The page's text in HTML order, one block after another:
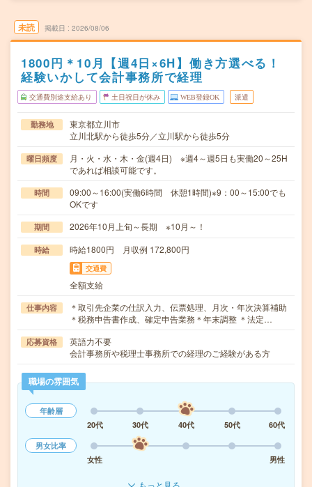
未読 掲載日 2026/08/06
1800円＊10月【週4日×6H】働き方選べる！
経験いかして会計事務所で経理
交通費別途支給あり 土日祝日が休み WEB登録OK 派遣
勤務地
東京都立川市
立川北駅から徒歩5分／立川駅から徒歩5分
曜日頻度
月・火・水・木・金(週4日) ※週4～週5日も実働20～25H
であれば相談可能です。
時間
09:00～16:00(実働6時間 休憩1時間)※9：00～15:00でも
OKです
期間 2026年10月上旬～長期 ※10月～！
時給 時給1800円 月収例 172,800円
交通費
全額支給
仕事内容
＊取引先企業の仕訳入力、伝票処理、月次・年次決算補助
＊税務申告書作成、確定申告業務＊年末調整 ＊法定…
応募資格
英語力不要
会計事務所や税理士事務所での経理のご経験がある方
職場の雰囲気
年齢層
20代
30代 40代 50代
60代
男女比率
女性
男性
もっと見る